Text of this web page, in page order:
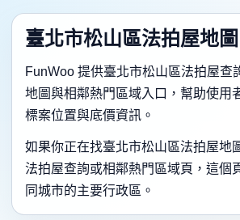
臺北市松山區法拍屋地圖
FunWoo 提供臺北市松山區法拍屋查
地圖與相鄰熱門區域入口，幫助使用
標案位置與底價資訊。
如果你正在找臺北市松山區法拍屋地
法拍屋查詢或相鄰熱門區域頁，這個
同城市的主要行政區。